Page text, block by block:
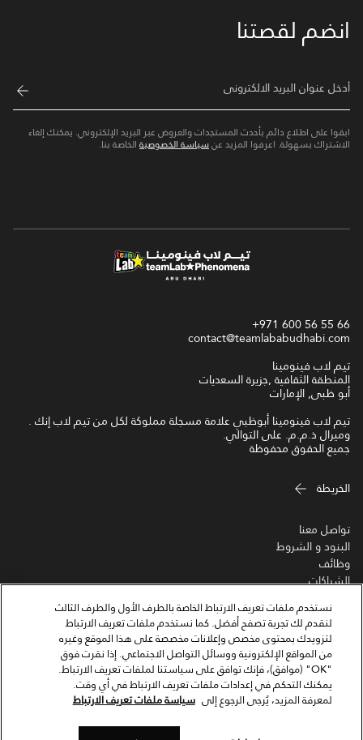
انضم لقصتنا
ابقوا على اطلاع دائم بأحدث المستجدات والعروض عبر البريد الإلكتروني. يمكنك إلغاء
الاشتراك بسهولة. اعرفوا المزيد عنسياسة الخصوصيةالخاصة بنا.
تواصل معنا
البنود و الشروط
وظائف
الشراكات
تسجيل الموردين
+971 600 56 55 66
contact@teamlababudhabi.com
تيم لاب فينومينا
المنطقة الثقافية ,جزيرة السعديات
أبو ظبى, الإمارات
تيم لاب فينومينا أبوظبي علامة مسجلة مملوكة لكل من تيم لاب إنك .
وميرال ذ.م.م. على التوالي.
جميع الحقوق محفوظة
الخريطة
نستخدم ملفات تعريف الارتباط الخاصة بالطرف الأول والطرف الثالث
لنقدم لك تجربة تصفح أفضل. كما نستخدم ملفات تعريف الارتباط
لتزويدك بمحتوى مخصص وإعلانات مخصصة على هذا الموقع وغيره
من المواقع الإلكترونية ووسائل التواصل الاجتماعي. إذا نقرت فوق
"OK" (موافق)، فإنك توافق على سياستنا لملفات تعريف الارتباط.
يمكنك التحكم في إعدادات ملفات تعريف الارتباط في أي وقت.
لمعرفة المزيد، يُرجى الرجوع إلى سياسة ملفات تعريف الارتباط